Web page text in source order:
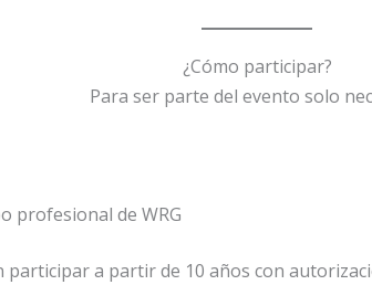
¿Cómo participar?
Para ser parte del evento solo
profesional de WRG
participar a partir de 10 años con